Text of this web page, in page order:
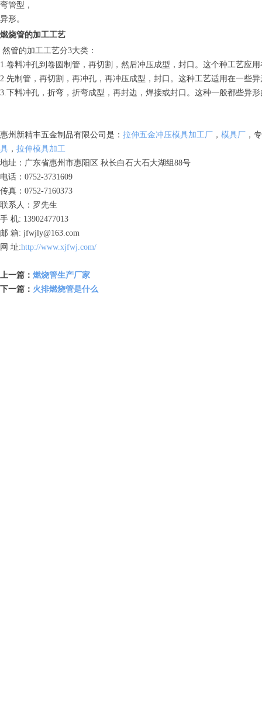
弯管型，
异形。
燃烧管的加工工艺
然管的加工工艺分3大类：
1.卷料冲孔到卷圆制管，再切割，然后冲压成型，封口。这个种工艺应
2.先制管，再切割，再冲孔，再冲压成型，封口。这种工艺适用在一些
3.下料冲孔，折弯，折弯成型，再封边，焊接或封口。这种一般都些异
惠州新精丰五金制品有限公司是： 拉伸五金冲压模具加工厂 ， 模具厂 ，
具 ， 拉伸模具加工
地址：广东省惠州市惠阳区 秋长白石大石大湖组88号
电话：0752-3731609
传真：0752-7160373
联系人：罗先生
手 机: 13902477013
邮 箱: jfwjly@163.com
网 址:http://www.xjfwj.com/
上一篇： 燃烧管生产厂家
下一篇： 火排燃烧管是什么